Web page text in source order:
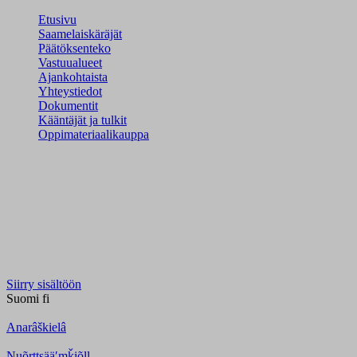
Etusivu
Saamelaiskäräjät
Päätöksenteko
Vastuualueet
Ajankohtaista
Yhteystiedot
Dokumentit
Kääntäjät ja tulkit
Oppimateriaalikauppa
Siirry sisältöön
Suomi fi
Anarâškielâ